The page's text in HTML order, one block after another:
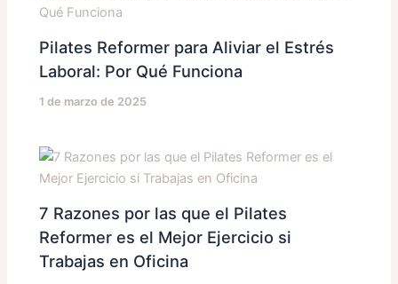
Pilates Reformer para Aliviar el Estrés
Laboral: Por Qué Funciona
1 de marzo de 2025
7 Razones por las que el Pilates
Reformer es el Mejor Ejercicio si
Trabajas en Oficina